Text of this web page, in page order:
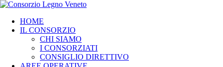
HOME
IL CONSORZIO
CHI SIAMO
I CONSORZIATI
CONSIGLIO DIRETTIVO